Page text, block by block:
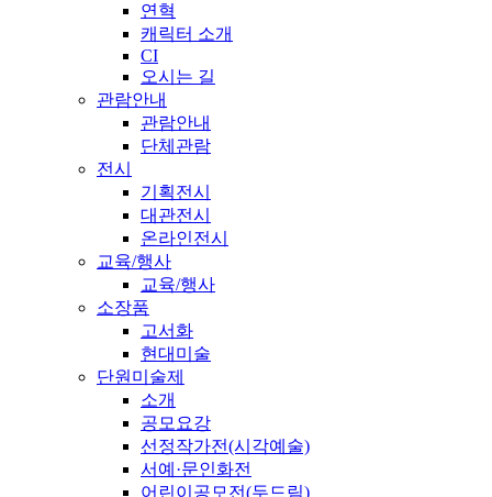
연혁
캐릭터 소개
CI
오시는 길
관람안내
관람안내
단체관람
전시
기획전시
대관전시
온라인전시
교육/행사
교육/행사
소장품
고서화
현대미술
단원미술제
소개
공모요강
선정작가전(시각예술)
서예·문인화전
어린이공모전(두드림)